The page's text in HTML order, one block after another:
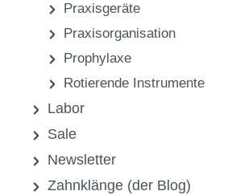
Praxisgeräte
Praxisorganisation
Prophylaxe
Rotierende Instrumente
Labor
Sale
Newsletter
Zahnklänge (der Blog)